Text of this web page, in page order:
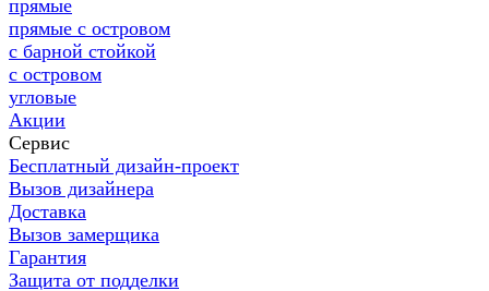
прямые
прямые с островом
с барной стойкой
с островом
угловые
Акции
Сервис
Бесплатный дизайн-проект
Вызов дизайнера
Доставка
Вызов замерщика
Гарантия
Защита от подделки